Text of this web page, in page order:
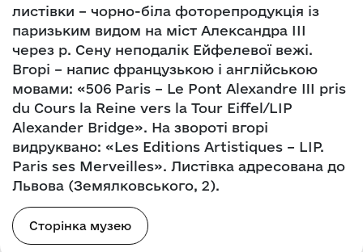
листівки – чорно-біла фоторепродукція із
паризьким видом на міст Александра ІІІ
через р. Сену неподалік Ейфелевої вежі.
Вгорі – напис французькою і англійською
мовами: «506 Paris – Le Pont Alexandre III pris
du Cours la Reine vers la Tour Eiffel/LIP
Alexander Bridge». На звороті вгорі
видруквано: «Les Editions Artistiques – LIP.
Paris ses Merveilles». Листівка адресована до
Львова (Земялковського, 2).
Сторінка музею